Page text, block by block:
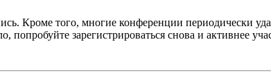
Кроме того, многие конференции периодически
зарегистрироваться снова и активнее